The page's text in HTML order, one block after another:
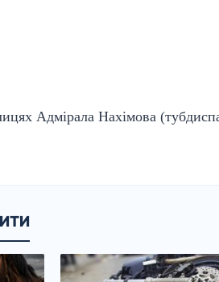
Адмірала Нахімова